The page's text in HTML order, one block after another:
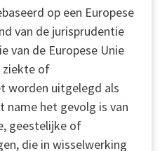
op een Europese
van de jurisprudentie
van de Europese Unie
ziekte of
worden uitgelegd als
name het gevolg is van
geestelijke of
die in wisselwerking